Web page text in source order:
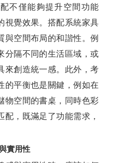
不僅能夠提升空間功能
視覺效果。搭配系統家具
與空間布局的和諧性。例
分隔不同的生活區域，或
來創造統一感。此外，考
的平衡也是關鍵，例如在
物空間的書桌，同時色彩
配，既滿足了功能需求，
實用性